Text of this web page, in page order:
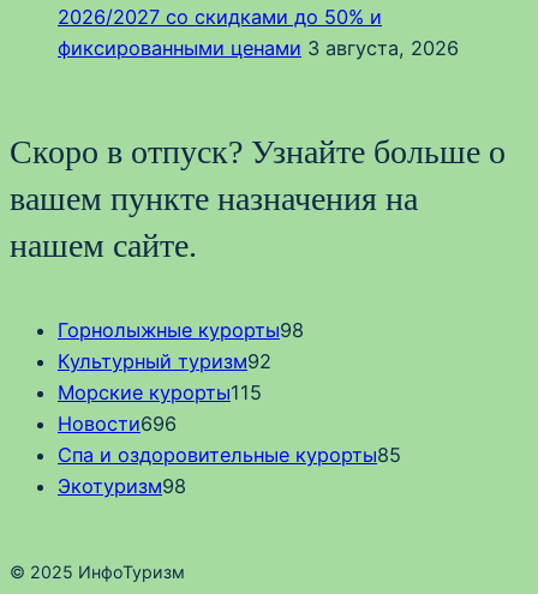
2026/2027 со скидками до 50% и
фиксированными ценами 3 августа, 2026
Скоро в отпуск? Узнайте больше о
вашем пункте назначения на
нашем сайте.
Горнолыжные курорты98
Культурный туризм92
Морские курорты115
Новости696
Спа и оздоровительные курорты85
Экотуризм98
© 2025 ИнфоТуризм